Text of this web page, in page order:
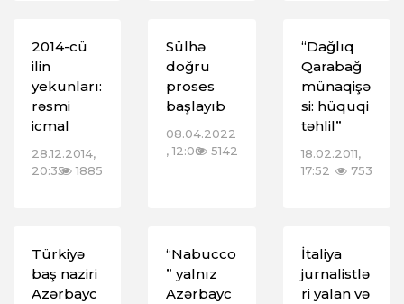
2014-cü
ilin
yekunları:
rəsmi
icmal
28.12.2014,
20:35
1885
Sülhə
doğru
proses
başlayıb
08.04.2022
, 12:00 5142
“Dağlıq
Qarabağ
münaqişə
si: hüquqi
təhlil”
18.02.2011,
17:52
753
Türkiyə
baş naziri
Azərbayc
“Nabucco
” yalnız
Azərbayc
İtaliya
jurnalistlə
ri yalan və